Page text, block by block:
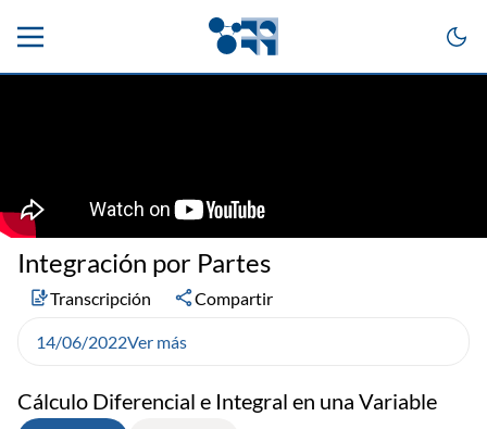
Cálculo Diferencial e Integral en una Variable
Integración por Partes
Transcripción Compartir
14/06/2022Ver más